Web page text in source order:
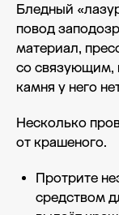
Бледный
повод
материал,
со связующим,
камня у него
Несколько
от крашеного.
Протрите
средством